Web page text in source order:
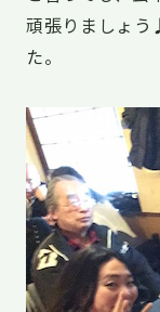
頑張りましょ
た。